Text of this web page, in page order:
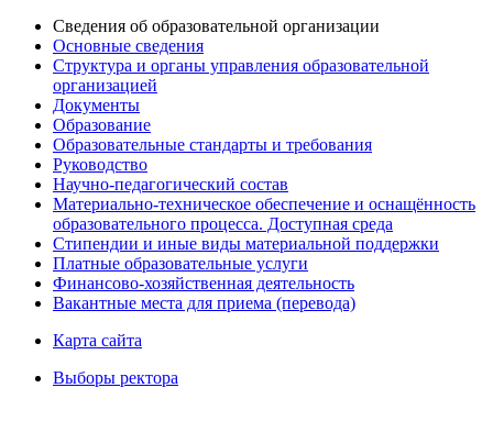
Сведения об образовательной организации
Основные сведения
Структура и органы управления образовательной
организацией
Документы
Образование
Образовательные стандарты и требования
Руководство
Научно-педагогический состав
Материально-техническое обеспечение и оснащённость
образовательного процесса. Доступная среда
Стипендии и иные виды материальной поддержки
Платные образовательные услуги
Финансово-хозяйственная деятельность
Вакантные места для приема (перевода)
Карта сайта
Выборы ректора